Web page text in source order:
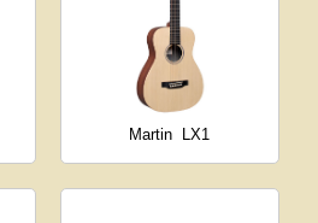
Martin LX1